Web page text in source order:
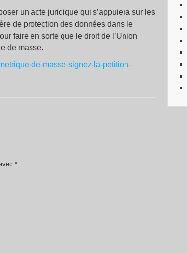
un acte juridique qui s’appuiera sur les
de protection des données dans le
faire en sorte que le droit de l’Union
de masse.
de-masse-signez-la-petition-
*